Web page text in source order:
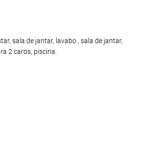
sala de jantar, lavabo , sala de jantar,
2 caros, piscina.